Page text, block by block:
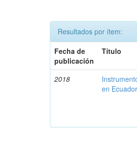
Resultados por ítem:
Fecha de
publicación
Título
2018
en Ecuador